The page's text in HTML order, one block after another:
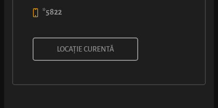
COVRIG CU CAȘCAVAL
rumenă, ușor crocantă și foarte aromată de cașcaval.
*5822
LOCAȚIE CURENTĂ